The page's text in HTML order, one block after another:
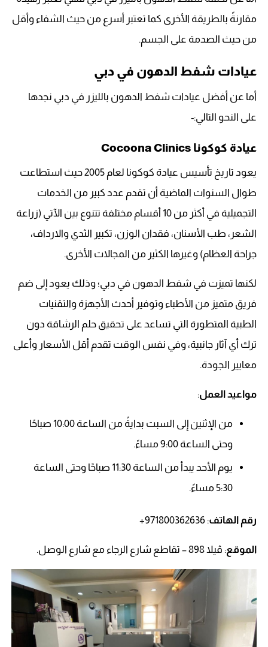
مقارنةً بالطريقة الأخرى كما تعتبر أسرع من حيث الشفاء وأقل
من حيث الصدمة على الجسم.
عيادات شفط الدهون في دبي
أما عن أفضل عيادات شفط الدهون بالليزر في دبي نجدها
على النحو التالي:-
عيادة كوكونا Cocoona Clinics
يعود تاريخ تأسيس عيادة كوكونا لعام 2005 حيث استطاعت
طوال السنوات الماضية أن تقدم عدد كبير من الخدمات
التجميلية في أكثر من 10 أقسام مختلفة تتنوع بين الآتي (زراعة
الشعر، طب الأسنان، فقدان الوزن، تكبير الثدي والارداف،
جراحة العظام) وغيرها الكثير من المجالات الأخرى.
لكنها تميزت في شفط الدهون في دبي؛ وذلك يعود إلى ضم
فريق متميز من الأطباء وتوفير أحدث الأجهزة والتقنيات
الطبية المتطورة التي تساعد على تحقيق حلم الرشاقة دون
ترك أي آثار جانبية، وفي نفس الوقت تقدم أقل الأسعار وأعلى
معايير الجودة.
مواعيد العمل:
من الإثنين إلى السبت بدايةً من الساعة 10:00 صباحًا
وحتى الساعة 9:00 مساءً.
يوم الأحد يبدأ من الساعة 11:30 صباحًا وحتى الساعة
5:30 مساءً.
رقم الهاتف: 971800362636+
الموقع: ڤيلا 898 – تقاطع شارع الرجاء مع شارع الوصل.